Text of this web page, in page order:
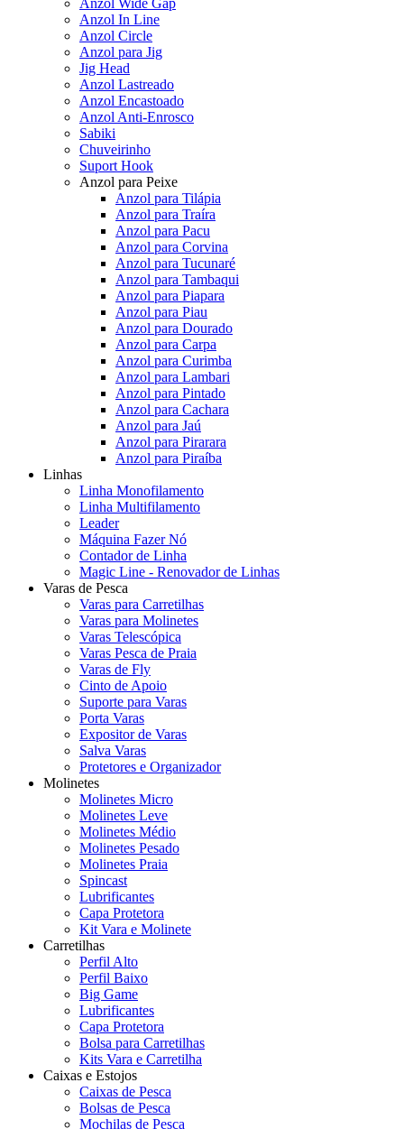
Anzol Wide Gap
Anzol In Line
Anzol Circle
Anzol para Jig
Jig Head
Anzol Lastreado
Anzol Encastoado
Anzol Anti-Enrosco
Sabiki
Chuveirinho
Suport Hook
Anzol para Peixe
Anzol para Tilápia
Anzol para Traíra
Anzol para Pacu
Anzol para Corvina
Anzol para Tucunaré
Anzol para Tambaqui
Anzol para Piapara
Anzol para Piau
Anzol para Dourado
Anzol para Carpa
Anzol para Curimba
Anzol para Lambari
Anzol para Pintado
Anzol para Cachara
Anzol para Jaú
Anzol para Pirarara
Anzol para Piraíba
Linhas
Linha Monofilamento
Linha Multifilamento
Leader
Máquina Fazer Nó
Contador de Linha
Magic Line - Renovador de Linhas
Varas de Pesca
Varas para Carretilhas
Varas para Molinetes
Varas Telescópica
Varas Pesca de Praia
Varas de Fly
Cinto de Apoio
Suporte para Varas
Porta Varas
Expositor de Varas
Salva Varas
Protetores e Organizador
Molinetes
Molinetes Micro
Molinetes Leve
Molinetes Médio
Molinetes Pesado
Molinetes Praia
Spincast
Lubrificantes
Capa Protetora
Kit Vara e Molinete
Carretilhas
Perfil Alto
Perfil Baixo
Big Game
Lubrificantes
Capa Protetora
Bolsa para Carretilhas
Kits Vara e Carretilha
Caixas e Estojos
Caixas de Pesca
Bolsas de Pesca
Mochilas de Pesca